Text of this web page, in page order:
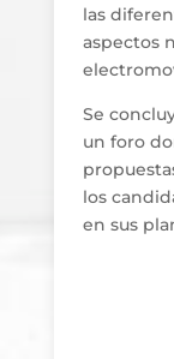
las
aspectos
Se
un foro
los
en sus